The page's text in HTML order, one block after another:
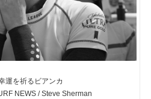
運を祈るビアンカ
NEWS / Steve Sherman